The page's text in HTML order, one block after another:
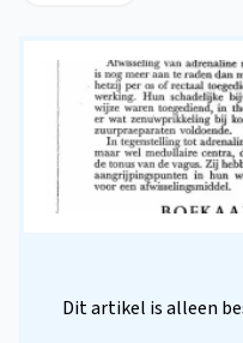
Dit artikel is alleen